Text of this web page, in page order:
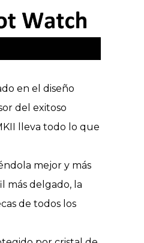
en el diseño
del exitoso
lleva todo lo que
mejor y más
más delgado, la
de todos los